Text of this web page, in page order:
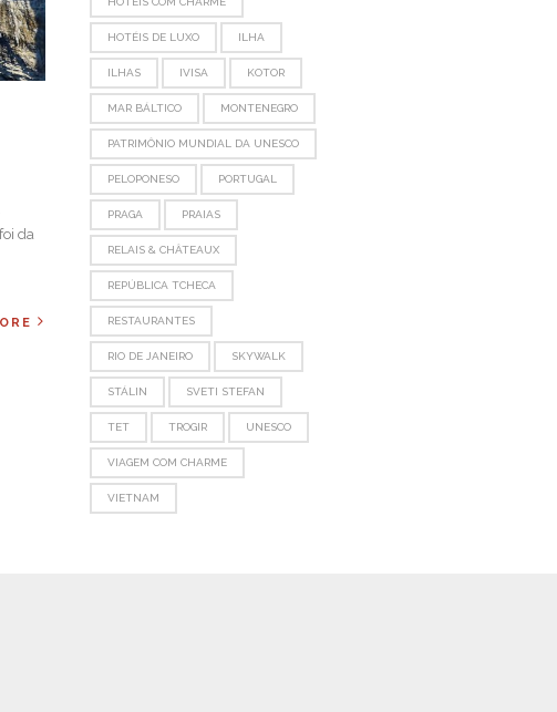
da
HOTÉIS DE LUXO ILHA
ILHAS IVISA KOTOR
MAR BÁLTICO MONTENEGRO
PATRIMÔNIO MUNDIAL DA UNESCO
PELOPONESO PORTUGAL
PRAGA PRAIAS
RELAIS & CHÂTEAUX
REPÚBLICA TCHECA
RESTAURANTES
RIO DE JANEIRO SKYWALK
STÁLIN SVETI STEFAN
TET TROGIR UNESCO
VIAGEM COM CHARME
VIETNAM